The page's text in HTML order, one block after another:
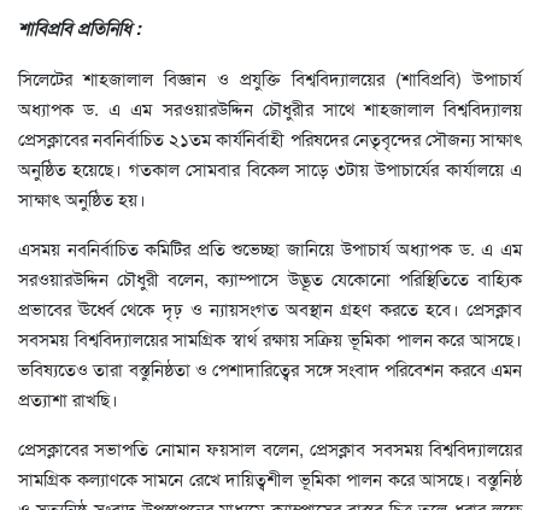
শাবিপ্রবি প্রতিনিধি :
সিলেটের শাহজালাল বিজ্ঞান ও প্রযুক্তি বিশ্ববিদ্যালয়ের (শাবিপ্রবি) উপাচার্য
অধ্যাপক ড. এ এম সরওয়ারউদ্দিন চৌধুরীর সাথে শাহজালাল বিশ্ববিদ্যালয়
প্রেসক্লাবের নবনির্বাচিত ২১তম কার্যনির্বাহী পরিষদের নেতৃবৃন্দের সৌজন্য সাক্ষাৎ
অনুষ্ঠিত হয়েছে। গতকাল সোমবার বিকেল সাড়ে ৩টায় উপাচার্যের কার্যালয়ে এ
সাক্ষাৎ অনুষ্ঠিত হয়।
এসময় নবনির্বাচিত কমিটির প্রতি শুভেচ্ছা জানিয়ে উপাচার্য অধ্যাপক ড. এ এম
সরওয়ারউদ্দিন চৌধুরী বলেন, ক্যাম্পাসে উদ্ভূত যেকোনো পরিস্থিতিতে বাহ্যিক
প্রভাবের ঊর্ধ্বে থেকে দৃঢ় ও ন্যায়সংগত অবস্থান গ্রহণ করতে হবে। প্রেসক্লাব
সবসময় বিশ্ববিদ্যালয়ের সামগ্রিক স্বার্থ রক্ষায় সক্রিয় ভূমিকা পালন করে আসছে।
ভবিষ্যতেও তারা বস্তুনিষ্ঠতা ও পেশাদারিত্বের সঙ্গে সংবাদ পরিবেশন করবে এমন
প্রত্যাশা রাখছি।
প্রেসক্লাবের সভাপতি নোমান ফয়সাল বলেন, প্রেসক্লাব সবসময় বিশ্ববিদ্যালয়ের
সামগ্রিক কল্যাণকে সামনে রেখে দায়িত্বশীল ভূমিকা পালন করে আসছে। বস্তুনিষ্ঠ